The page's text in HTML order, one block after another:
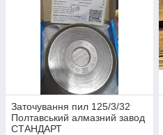
Заточування пил 125/3/32
Полтавський алмазний завод
СТАНДАРТ